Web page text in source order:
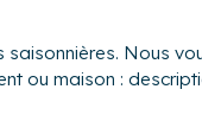
Nous
ou maison :